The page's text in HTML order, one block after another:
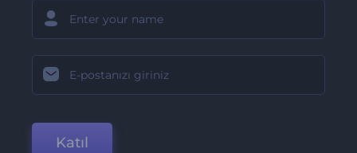
Katıl